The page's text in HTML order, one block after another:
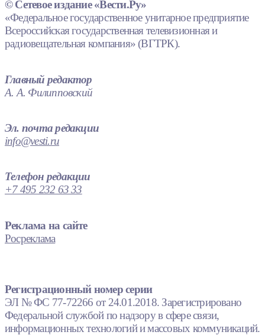
© Сетевое издание «Вести.Ру»
«Федеральное государственное унитарное предприятие
Всероссийская государственная телевизионная и
радиовещательная компания» (ВГТРК).
Главный редактор
А. А. Филипповский
Эл. почта редакции
info@vesti.ru
Телефон редакции
+7 495 232 63 33
Реклама на сайте
Росреклама
Регистрационный номер серии
ЭЛ № ФС 77-72266 от 24.01.2018. Зарегистрировано
Федеральной службой по надзору в сфере связи,
информационных технологий и массовых коммуникаций.